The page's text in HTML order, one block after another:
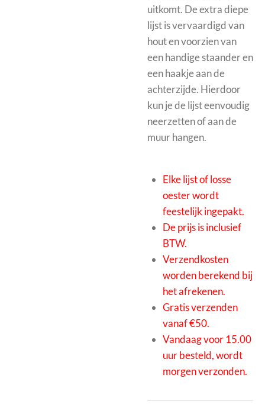
uitkomt. De extra diepe
lijst is vervaardigd van
hout en voorzien van
een handige staander en
een haakje aan de
achterzijde. Hierdoor
kun je de lijst eenvoudig
neerzetten of aan de
muur hangen.
Elke lijst of losse
oester wordt
feestelijk ingepakt.
De prijs is inclusief
BTW.
Verzendkosten
worden berekend bij
het afrekenen.
Gratis verzenden
vanaf €50.
Vandaag voor 15.00
uur besteld, wordt
morgen verzonden.